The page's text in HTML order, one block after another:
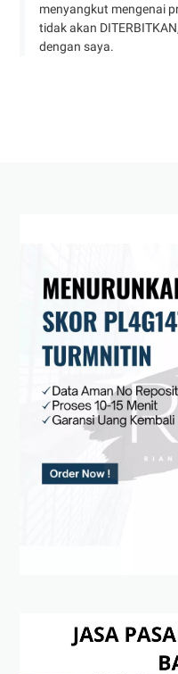
menyangkut mengenai
tidak akan
dengan saya.